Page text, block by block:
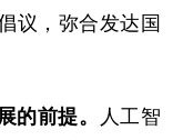
议，弥合发达国
的前提。
人工智